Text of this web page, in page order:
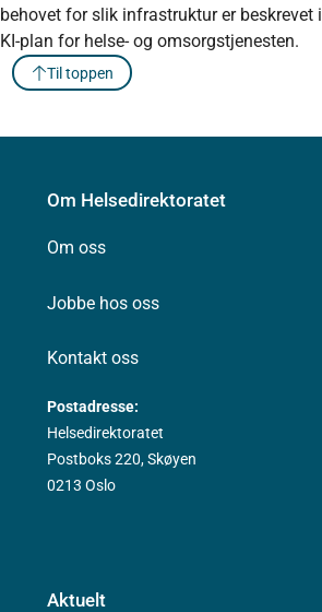
behovet for slik infrastruktur er beskrevet i
KI-plan for helse- og omsorgstjenesten.
Til toppen
Om Helsedirektoratet
Om oss
Jobbe hos oss
Kontakt oss
Postadresse:
Helsedirektoratet
Postboks 220, Skøyen
0213 Oslo
Aktuelt